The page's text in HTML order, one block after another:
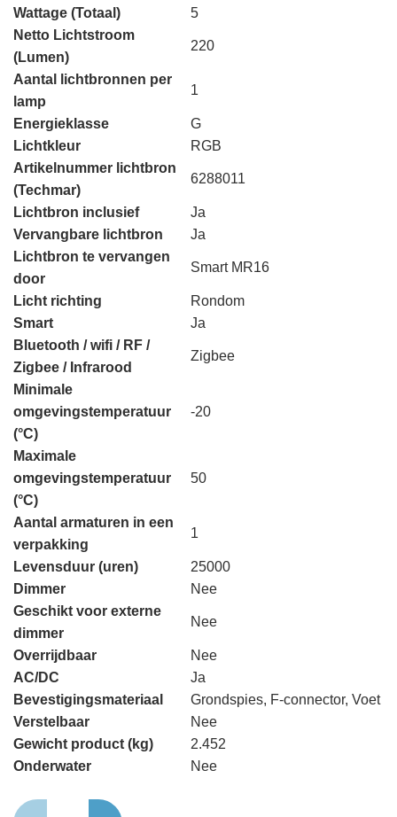
Wattage (Totaal)
5
Netto Lichtstroom
(Lumen)
220
Aantal lichtbronnen per
lamp
1
Energieklasse
G
Lichtkleur
RGB
Artikelnummer lichtbron
(Techmar)
6288011
Lichtbron inclusief
Ja
Vervangbare lichtbron
Ja
Lichtbron te vervangen
door
Smart MR16
Licht richting
Rondom
Smart
Ja
Bluetooth / wifi / RF /
Zigbee / Infrarood
Zigbee
Minimale
omgevingstemperatuur
(°C)
-20
Maximale
omgevingstemperatuur
(°C)
50
Aantal armaturen in een
verpakking
1
Levensduur (uren)
25000
Dimmer
Nee
Geschikt voor externe
dimmer
Nee
Overrijdbaar
Nee
AC/DC
Ja
Bevestigingsmateriaal
Grondspies, F-connector, Voet
Verstelbaar
Nee
Gewicht product (kg)
2.452
Onderwater
Nee
Deco